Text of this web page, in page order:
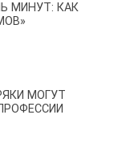
МИНУТ: КАК
МОГУТ